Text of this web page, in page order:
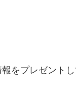
をプレゼントし